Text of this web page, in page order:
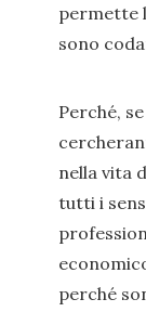
permette
sono
Perché,
nella vita
tutti i
perché